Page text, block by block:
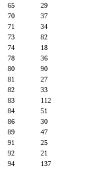
65
29
70
37
71
34
73
82
74
18
78
36
80
90
81
27
82
33
83
112
84
51
86
30
89
47
91
25
92
21
94
137